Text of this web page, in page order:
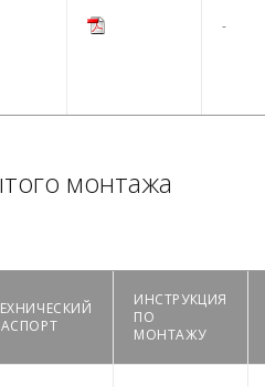
-
монтажа
ИНСТРУКЦИЯ
ПО
МОНТАЖУ